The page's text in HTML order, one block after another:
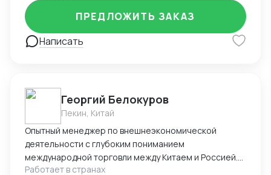
Написать
ПРЕДЛОЖИТЬ ЗАКАЗ
Георгий Белокуров
Пекин, Китай
Опытный менеджер по внешнеэкономической
деятельности с глубоким пониманием
международной торговли между Китаем и Россией.
Более 8 лет практического опыта в сфере импорта,
Работает в странах